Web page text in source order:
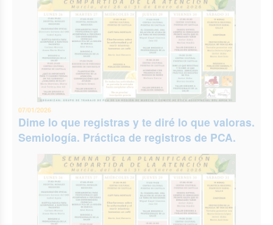
07/01/2026
Dime lo que registras y te diré lo que valoras.
Semiología. Práctica de registros de PCA.